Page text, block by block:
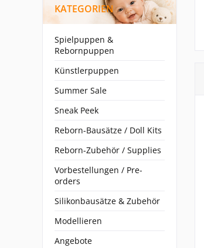
KATEGORIEN
Spielpuppen &
Rebornpuppen
Künstlerpuppen
Summer Sale
Sneak Peek
Reborn-Bausätze / Doll Kits
Reborn-Zubehör / Supplies
Vorbestellungen / Pre-
orders
Silikonbausätze & Zubehör
Modellieren
Angebote